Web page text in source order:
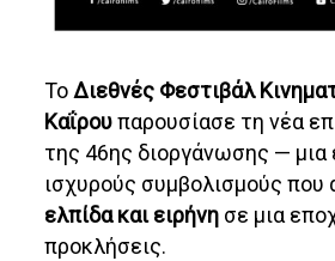
ΤοΔιεθνές Φεστιβάλ
Καΐρουπαρουσίασε τη νέα
της 46ης διοργάνωσης — μια
ισχυρούς συμβολισμούς που
ελπίδα και ειρήνη σε μια
προκλήσεις.